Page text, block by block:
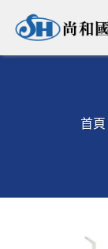
首頁